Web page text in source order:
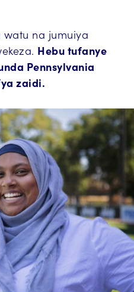
watu na jumuiya
Hebu tufanye
Pennsylvania
zaidi.